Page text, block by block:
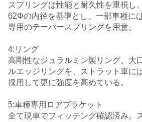
スプリングは性能と耐久性を重視し
62Φの内径を基準とし、一部車種に
専用のテーパースプリングを用意。
4:リング
高剛性なジュラルミン製リング。大
ルエッジリングを、ストラット車に
採用して更に強度を高めている。
5:車種専用ロアブラケット
全て現車でフィッテング確認済み。